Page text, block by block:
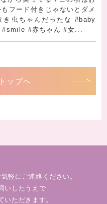
フード付きじゃないとダメ
虫ちゃんだったな #baby
#赤ちゃん #女...
ップへ
軽にご連絡ください。
いしたうえで
いただきます。